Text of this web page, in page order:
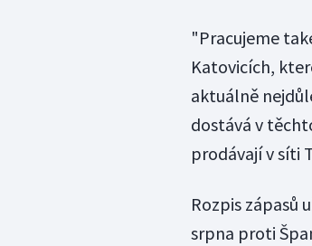
"Pracujeme
Katovicích,
aktuálně
dostává v
prodávají v síti
Rozpis zápasů
srpna proti